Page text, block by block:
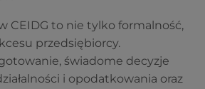
CEIDG to nie tylko formalność,
przedsiębiorcy.
świadome decyzje
i opodatkowania oraz